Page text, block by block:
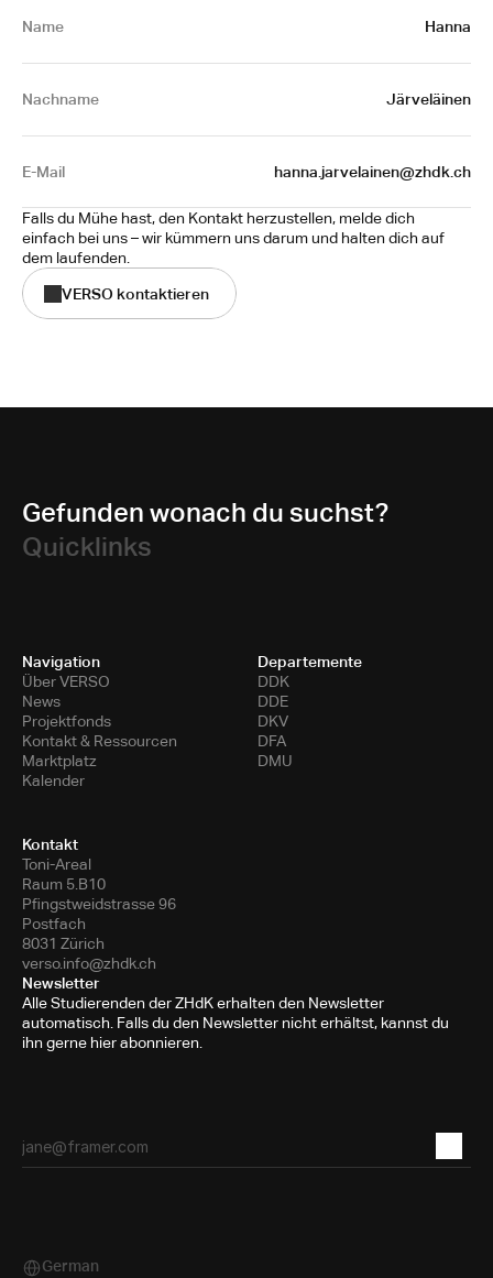
Name Hanna
Nachname Järveläinen
E-Mail hanna.jarvelainen@zhdk.ch
Falls du Mühe hast, den Kontakt herzustellen, melde dich
einfach bei uns – wir kümmern uns darum und halten dich auf
dem laufenden.
VERSO kontaktieren
Gefunden wonach du suchst?
Quicklinks
Navigation
Über VERSO
News
Projektfonds
Kontakt & Ressourcen
Marktplatz
Kalender
Departemente
DDK
DDE
DKV
DFA
DMU
Kontakt
Toni-Areal
Raum 5.B10
Pfingstweidstrasse 96
Postfach
8031 Zürich
verso.info@zhdk.ch
Newsletter
Alle Studierenden der ZHdK erhalten den Newsletter
automatisch. Falls du den Newsletter nicht erhältst, kannst du
ihn gerne hier abonnieren.
Select Language
German